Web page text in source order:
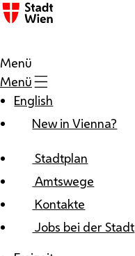
Zum Inhalt
Menü
Menü
English
New in Vienna?
Stadtplan
Amtswege
Kontakte
Jobs bei der Stadt